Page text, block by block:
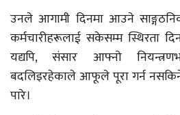
उनले आगामी दिनमा आउने
कर्मचारीहरूलाई सकेसम्म स्थिरता
यद्यपि, संसार आफ्नो
बदलिइरहेकाले आफूले पूरा गर्न
पारे।